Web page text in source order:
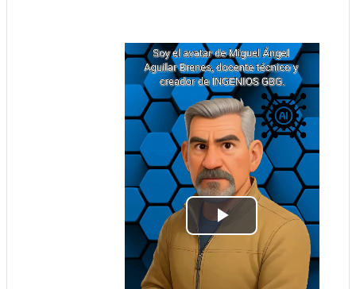
Video
abspielen